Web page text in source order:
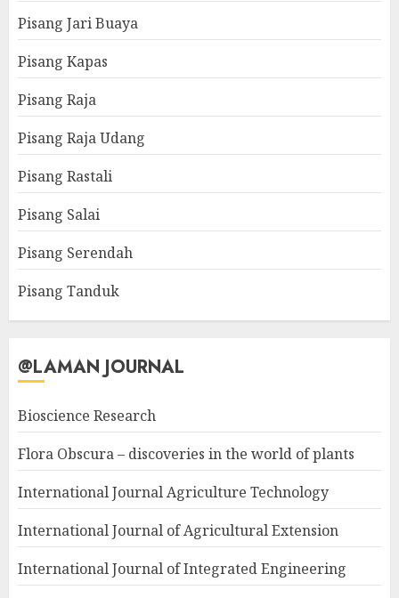
Pisang Jari Buaya
Pisang Kapas
Pisang Raja
Pisang Raja Udang
Pisang Rastali
Pisang Salai
Pisang Serendah
Pisang Tanduk
@LAMAN JOURNAL
Bioscience Research
Flora Obscura – discoveries in the world of plants
International Journal Agriculture Technology
International Journal of Agricultural Extension
International Journal of Integrated Engineering